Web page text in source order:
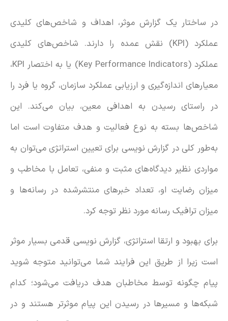
در ساختار یک گزارش موثر، اهداف و شاخص‌های کلیدی
عملکرد (KPI) نقش عمده را دارند. شاخص‌های کلیدی
عملکرد (Key Performance Indicators) یا به اختصار KPI،
معیارهای اندازه‌گیری و ارزیابی عملکرد سازمان، گروه یا فرد را
در راستای رسیدن به اهدافی معین، بیان می‌کند. این
شاخص‌ها بسته به نوع فعالیت و هدف متفاوت است اما
به‌طور کلی در گزارش نویسی برای تعیین استراتژی می‌توان به
مواردی نظیر دیدگاه‌های مثبت و منفی، تعامل با مخاطب و
میزان رضایت او، تعداد خبرهای منتشرشده در رسانه‌ها و
میزان ترافیک رسانه مورد نظر توجه کرد.
برای بهبود و ارتقا استراتژی، گزارش نویسی قدمی بسیار موثر
است زیرا از طریق این فرایند شما می‌توانید متوجه شوید
پیام چگونه توسط مخاطبان هدف دریافت می‌شود؛ کدام
شبکه‌ها و مسیرها در رسیدن این پیام موثرتر هستند و در